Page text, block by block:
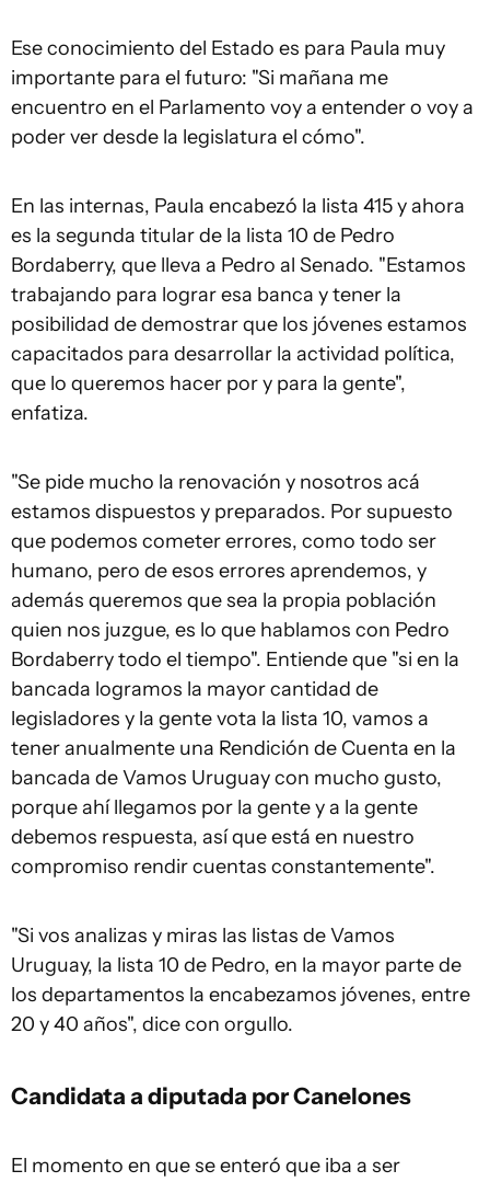
Ese conocimiento del Estado es para Paula muy
importante para el futuro: "Si mañana me
encuentro en el Parlamento voy a entender o voy a
poder ver desde la legislatura el cómo".
En las internas, Paula encabezó la lista 415 y ahora
es la segunda titular de la lista 10 de Pedro
Bordaberry, que lleva a Pedro al Senado. "Estamos
trabajando para lograr esa banca y tener la
posibilidad de demostrar que los jóvenes estamos
capacitados para desarrollar la actividad política,
que lo queremos hacer por y para la gente",
enfatiza.
"Se pide mucho la renovación y nosotros acá
estamos dispuestos y preparados. Por supuesto
que podemos cometer errores, como todo ser
humano, pero de esos errores aprendemos, y
además queremos que sea la propia población
quien nos juzgue, es lo que hablamos con Pedro
Bordaberry todo el tiempo". Entiende que "si en la
bancada logramos la mayor cantidad de
legisladores y la gente vota la lista 10, vamos a
tener anualmente una Rendición de Cuenta en la
bancada de Vamos Uruguay con mucho gusto,
porque ahí llegamos por la gente y a la gente
debemos respuesta, así que está en nuestro
compromiso rendir cuentas constantemente".
"Si vos analizas y miras las listas de Vamos
Uruguay, la lista 10 de Pedro, en la mayor parte de
los departamentos la encabezamos jóvenes, entre
20 y 40 años", dice con orgullo.
Candidata a diputada por Canelones
El momento en que se enteró que iba a ser